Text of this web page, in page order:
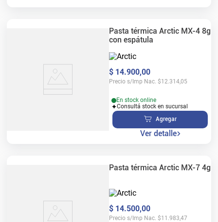
Pasta térmica Arctic MX-4 8g
con espátula
$ 14.900,00
Precio s/Imp Nac. $12.314,05
En stock online
Consultá stock en sucursal
Agregar
Ver detalle
Pasta térmica Arctic MX-7 4g
$ 14.500,00
Precio s/Imp Nac. $11.983,47